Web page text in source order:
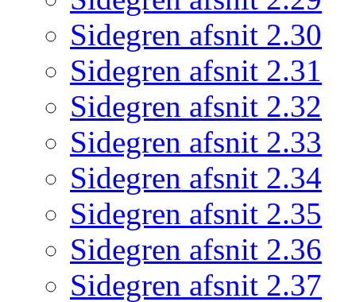
Sidegren afsnit 2.30
Sidegren afsnit 2.31
Sidegren afsnit 2.32
Sidegren afsnit 2.33
Sidegren afsnit 2.34
Sidegren afsnit 2.35
Sidegren afsnit 2.36
Sidegren afsnit 2.37